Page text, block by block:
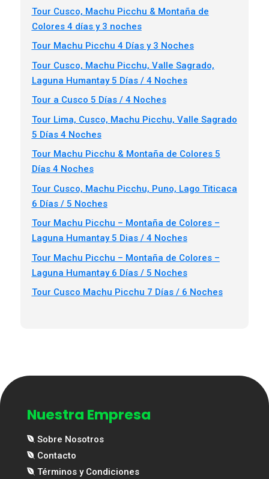
Tour Cusco, Machu Picchu & Montaña de
Colores 4 días y 3 noches
Tour Machu Picchu 4 Días y 3 Noches
Tour Cusco, Machu Picchu, Valle Sagrado,
Laguna Humantay 5 Días / 4 Noches
Tour a Cusco 5 Días / 4 Noches
Tour Lima, Cusco, Machu Picchu, Valle Sagrado
5 Días 4 Noches
Tour Machu Picchu & Montaña de Colores 5
Días 4 Noches
Tour Cusco, Machu Picchu, Puno, Lago Titicaca
6 Días / 5 Noches
Tour Machu Picchu – Montaña de Colores –
Laguna Humantay 5 Dias / 4 Noches
Tour Machu Picchu – Montaña de Colores –
Laguna Humantay 6 Días / 5 Noches
Tour Cusco Machu Picchu 7 Días / 6 Noches
Nuestra Empresa
Sobre Nosotros
Contacto
Términos y Condiciones